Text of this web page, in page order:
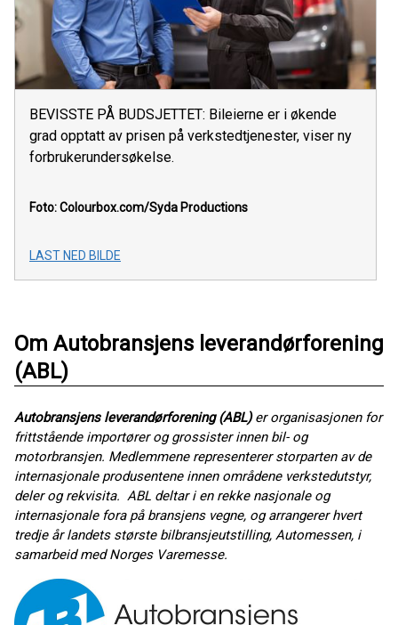
BEVISSTE PÅ BUDSJETTET: Bileierne er i økende
grad opptatt av prisen på verkstedtjenester, viser ny
forbrukerundersøkelse.
Foto: Colourbox.com/Syda Productions
LAST NED BILDE
Om Autobransjens leverandørforening
(ABL)
Autobransjens leverandørforening (ABL)er organisasjonen for
frittstående importører og grossister innen bil- og
motorbransjen. Medlemmene representerer storparten av de
internasjonale produsentene innen områdene verkstedutstyr,
deler og rekvisita. ABL deltar i en rekke nasjonale og
internasjonale fora på bransjens vegne, og arrangerer hvert
tredje år landets største bilbransjeutstilling, Automessen, i
samarbeid med Norges Varemesse.